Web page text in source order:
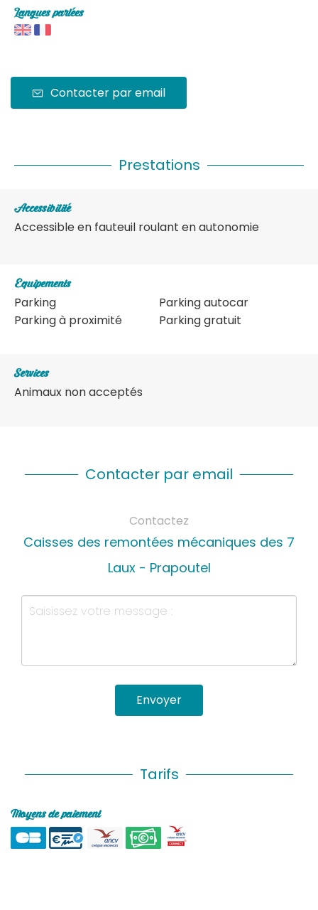
Langues parlées
Contacter par email
Prestations
Accessibilité
Accessible en fauteuil roulant en autonomie
Equipements
Parking
Parking à proximité
Parking autocar
Parking gratuit
Services
Animaux non acceptés
Contacter par email
Contactez
Caisses des remontées mécaniques des 7
Laux - Prapoutel
Envoyer
Tarifs
Moyens de paiement